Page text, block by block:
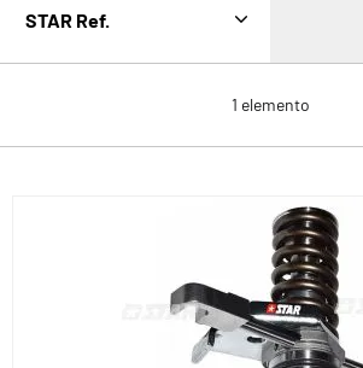
1 elemento